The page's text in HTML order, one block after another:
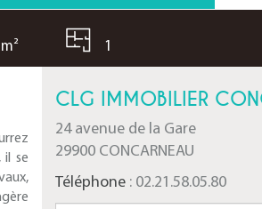
1
il se
CLG IMMOBILIER
24 avenue de la Gare
29900 CONCARNEAU
Téléphone : 02.21.58.05.80